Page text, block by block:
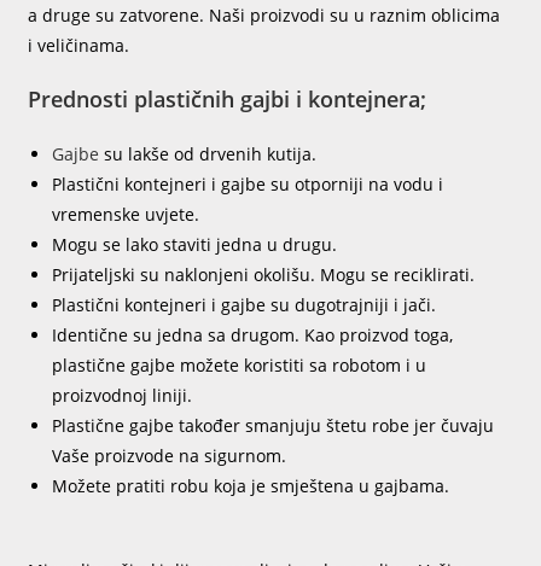
a druge su zatvorene. Naši proizvodi su u raznim oblicima
i veličinama.
Prednosti plastičnih gajbi i kontejnera;
Gajbe su lakše od drvenih kutija.
Plastični kontejneri i gajbe su otporniji na vodu i
vremenske uvjete.
Mogu se lako staviti jedna u drugu.
Prijateljski su naklonjeni okolišu. Mogu se reciklirati.
Plastični kontejneri i gajbe su dugotrajniji i jači.
Identične su jedna sa drugom. Kao proizvod toga,
plastične gajbe možete koristiti sa robotom i u
proizvodnoj liniji.
Plastične gajbe također smanjuju štetu robe jer čuvaju
Vaše proizvode na sigurnom.
Možete pratiti robu koja je smještena u gajbama.